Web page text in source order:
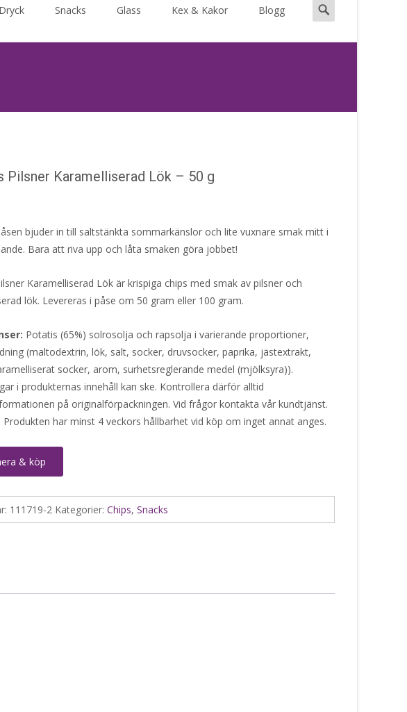
Snacks Glass Kex & Kakor Blogg
Search
for:
Pilsner Karamelliserad Lök – 50 g
bjuder in till saltstänkta sommarkänslor och lite vuxnare smak mitt i
Bara att riva upp och låta smaken göra jobbet!
Karamelliserad Lök är krispiga chips med smak av pilsner och
lök. Levereras i påse om 50 gram eller 100 gram.
Potatis (65%) solrosolja och rapsolja i varierande proportioner,
(maltodextrin, lök, salt, socker, druvsocker, paprika, jästextrakt,
socker, arom, surhetsreglerande medel (mjölksyra)).
i produkternas innehåll kan ske. Kontrollera därför alltid
på originalförpackningen. Vid frågor kontakta vår kundtjänst.
Produkten har minst 4 veckors hållbarhet vid köp om inget annat anges.
& köp
111719-2 Kategorier: Chips, Snacks